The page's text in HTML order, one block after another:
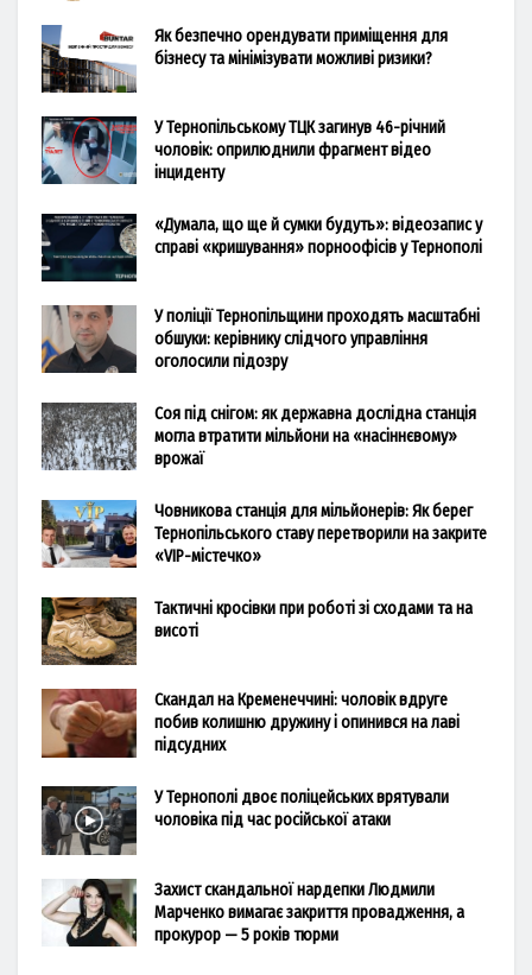
Як безпечно орендувати приміщення для
бізнесу та мінімізувати можливі ризики?
У Тернопільському ТЦК загинув 46-річний
чоловік: оприлюднили фрагмент відео
інциденту
«Думала, що ще й сумки будуть»: відеозапис у
справі «кришування» порноофісів у Тернополі
У поліції Тернопільщини проходять масштабні
обшуки: керівнику слідчого управління
оголосили підозру
Соя під снігом: як державна дослідна станція
могла втратити мільйони на «насіннєвому»
врожаї
Човникова станція для мільйонерів: Як берег
Тернопільського ставу перетворили на закрите
«VIP-містечко»
Тактичні кросівки при роботі зі сходами та на
висоті
Скандал на Кременеччині: чоловік вдруге
побив колишню дружину і опинився на лаві
підсудних
У Тернополі двоє поліцейських врятували
чоловіка під час російської атаки
Захист скандальної нардепки Людмили
Марченко вимагає закриття провадження, а
прокурор — 5 років тюрми